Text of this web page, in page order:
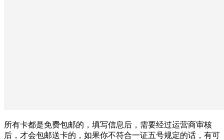
所有卡都是免费包邮的，填写信息后，需要经过运营商审核
后，才会包邮送卡的，如果你不符合一证五号规定的话，有可